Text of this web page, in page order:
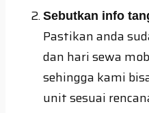
Sebutkan info
Pastikan anda
dan hari sewa
sehingga kami
unit sesuai